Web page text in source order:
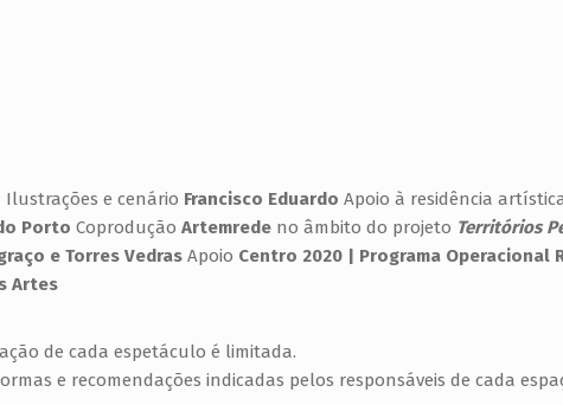
Ilustrações e cenário Francisco EduardoApoio à residência
PortoCoproduçãoArtemrede no âmbito do projeto Territórios
e Torres VedrasApoio Centro 2020 | Programa Operacional
Artes
de cada espetáculo é limitada.
e recomendações indicadas pelos responsáveis de cada